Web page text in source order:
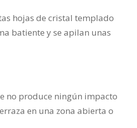
hojas de cristal templado
batiente y se apilan unas
no produce ningún impacto
en una zona abierta o